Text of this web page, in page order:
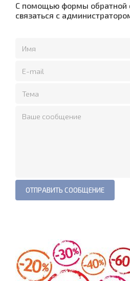
С помощью формы обратной
связаться с
ОТПРАВИТЬ СООБЩЕНИЕ